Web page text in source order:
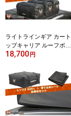
ライトラインギア カート
ップキャリア ルーフボッ
クス ルーフバッグ ルー
ンジ3 / 510L 滑り止めシ
ート パッケージ PRG-10
0R30-PADSET
18,700円